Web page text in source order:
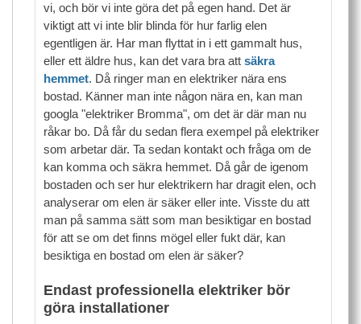
vi, och bör vi inte göra det på egen hand. Det är
viktigt att vi inte blir blinda för hur farlig elen
egentligen är. Har man flyttat in i ett gammalt hus,
eller ett äldre hus, kan det vara bra attsäkra
hemmet. Då ringer man en elektriker nära ens
bostad. Känner man inte någon nära en, kan man
googla "elektriker Bromma", om det är där man nu
råkar bo. Då får du sedan flera exempel på elektriker
som arbetar där. Ta sedan kontakt och fråga om de
kan komma och säkra hemmet. Då går de igenom
bostaden och ser hur elektrikern har dragit elen, och
analyserar om elen är säker eller inte. Visste du att
man på samma sätt som man besiktigar en bostad
för att se om det finns mögel eller fukt där, kan
besiktiga en bostad om elen är säker?
Endast professionella elektriker bör
göra installationer